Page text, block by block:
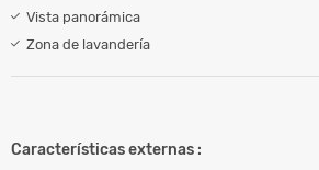
Vista panorámica
Zona de lavandería
Características externas :